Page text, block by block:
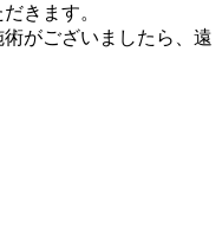
きます。
がございましたら、遠